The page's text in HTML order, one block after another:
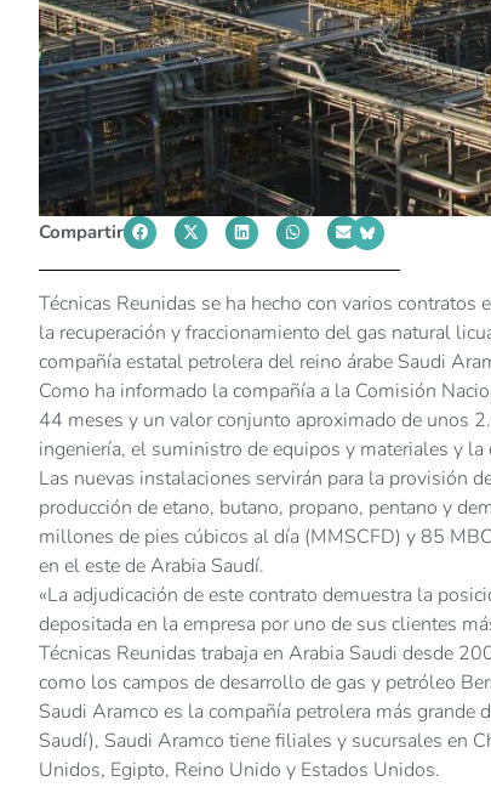
Compartir
Técnicas Reunidas se ha hecho con varios
la recuperación y fraccionamiento del gas natural
compañía estatal petrolera del reino árabe Saudi
Como ha informado la compañía a la Comisión
44 meses y un valor conjunto aproximado de unos
ingeniería, el suministro de equipos y materiales y
Las nuevas instalaciones servirán para la provisión
producción de etano, butano, propano, pentano y
millones de pies cúbicos al día (MMSCFD) y 85
en el este de Arabia Saudí.
«La adjudicación de este contrato demuestra la
depositada en la empresa por uno de sus clientes
Técnicas Reunidas trabaja en Arabia Saudi desde
como los campos de desarrollo de gas y petróleo
Saudi Aramco es la compañía petrolera más grande
Saudí), Saudi Aramco tiene filiales y sucursales en
Unidos, Egipto, Reino Unido y Estados Unidos.